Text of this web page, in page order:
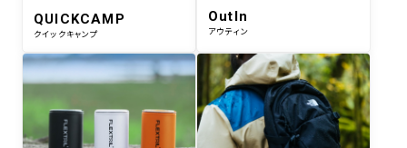
QUICKCAMP
クイックキャンプ
OutIn
アウティン